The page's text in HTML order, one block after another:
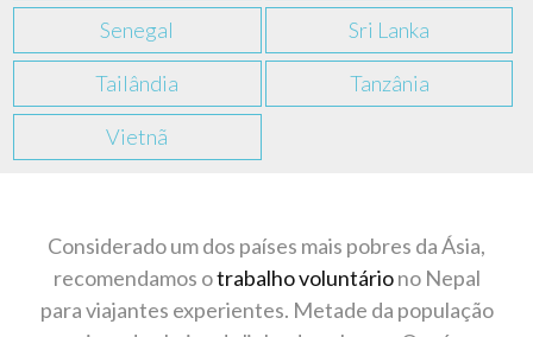
Senegal Sri Lanka
Tailândia Tanzânia
Vietnã
Considerado um dos países mais pobres da Ásia,
recomendamos otrabalho voluntáriono Nepal
para viajantes experientes. Metade da população